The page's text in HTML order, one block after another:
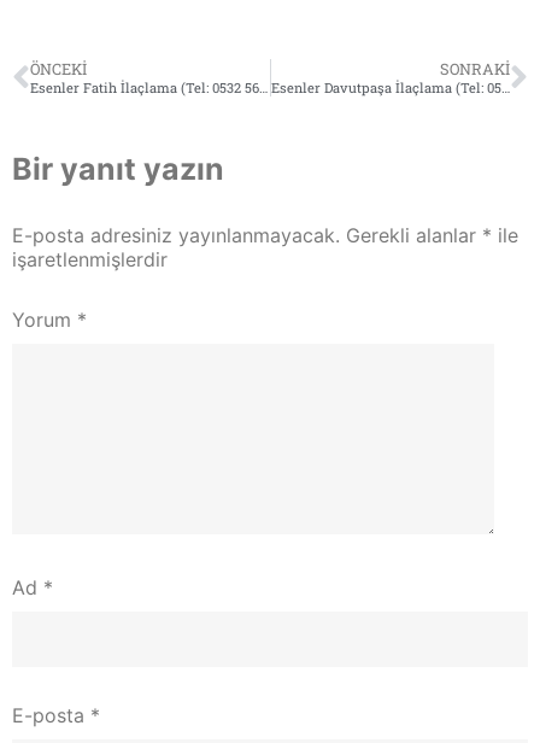
ÖNCEKI
Esenler Fatih İlaçlama (Tel: 0532 564 18 95)
SONRAKI
Esenler Davutpaşa İlaçlama (Tel: 0532 564 18 95)
Bir yanıt yazın
E-posta adresiniz yayınlanmayacak. Gerekli alanlar * ile
işaretlenmişlerdir
Yorum *
Ad *
E-posta *